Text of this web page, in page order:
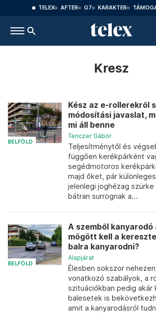
TELEX AFTER G7 KARAKTER
Kresz
BELFÖLD
Kész az e-rollerekről
módosítási javaslat,
mi áll benne
Tenczer Gábor
Teljesítménytől és
függően kerékpárként
segédmotoros
majd őket, pár
jelenlegi joghézag szürke
bátran surrognak a...
BELFÖLD
A szemből
mögött kell a
balra kanyarodni?
Alapjárat
Élesben sokszor
vonatkozó szabályok, a
szituációkban pedig akár
balesetek is
amit a kanyarodásról